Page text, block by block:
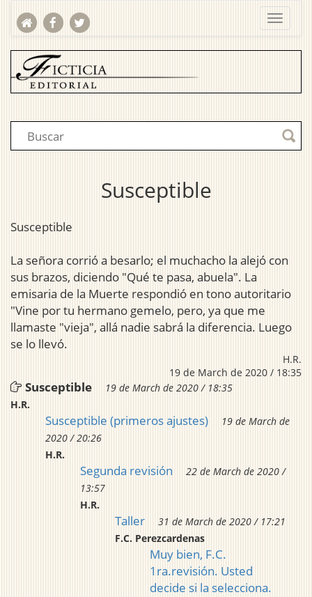
Susceptible
Susceptible
La señora corrió a besarlo; el muchacho la alejó con
sus brazos, diciendo "Qué te pasa, abuela". La
emisaria de la Muerte respondió en tono autoritario
"Vine por tu hermano gemelo, pero, ya que me
llamaste "vieja", allá nadie sabrá la diferencia. Luego
se lo llevó.
H.R.
19 de March de 2020 / 18:35
Susceptible
19 de March de 2020 / 18:35
H.R.
Susceptible (primeros ajustes)
19 de March de
2020 / 20:26
H.R.
Segunda revisión
22 de March de 2020 /
13:57
H.R.
Taller
31 de March de 2020 / 17:21
F.C. Perezcardenas
Muy bien, F.C.
1ra.revisión. Usted
decide si la selecciona.